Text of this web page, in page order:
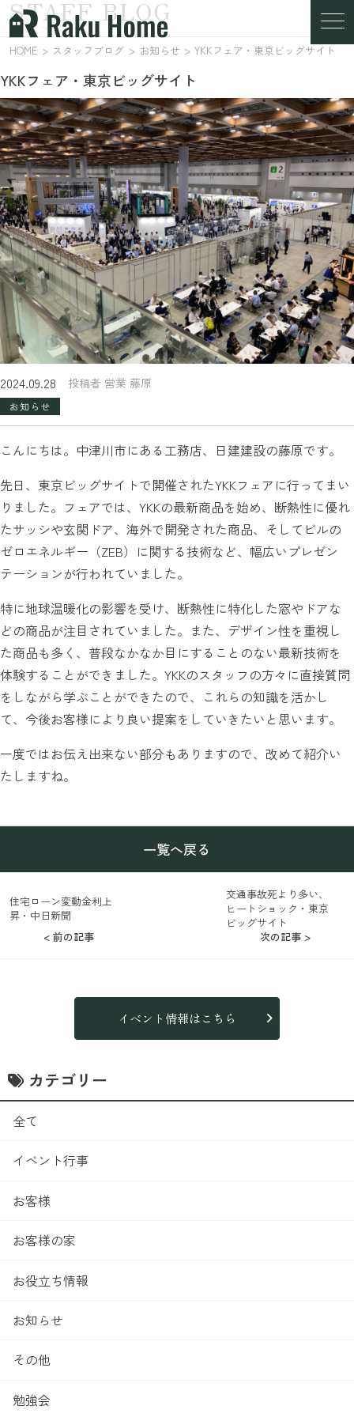
スタッフブログ
STAFF BLOG
HOME スタッフブログ お知らせ YKKフェア・東京ビッグサイト
YKKフェア・東京ビッグサイト
2024.09.28 投稿者 営業 藤原
お知らせ
こんにちは。中津川市にある工務店、日建建設の藤原です。
先日、東京ビッグサイトで開催されたYKKフェアに行ってまい
りました。フェアでは、YKKの最新商品を始め、断熱性に優れ
たサッシや玄関ドア、海外で開発された商品、そしてビルの
ゼロエネルギー（ZEB）に関する技術など、幅広いプレゼン
テーションが行われていました。
特に地球温暖化の影響を受け、断熱性に特化した窓やドアな
どの商品が注目されていました。また、デザイン性を重視し
た商品も多く、普段なかなか目にすることのない最新技術を
体験することができました。YKKのスタッフの方々に直接質問
をしながら学ぶことができたので、これらの知識を活かし
て、今後お客様により良い提案をしていきたいと思います。
一度ではお伝え出来ない部分もありますので、改めて紹介い
たしますね。
< 前の記事
住宅ローン変動金利上
昇・中日新聞
一覧へ戻る
交通事故死より多い、
ヒートショック・東京
ビッグサイト
次の記事 >
イベント情報はこちら
カテゴリー
全て
イベント行事
お客様
お客様の家
お役立ち情報
お知らせ
その他
勉強会